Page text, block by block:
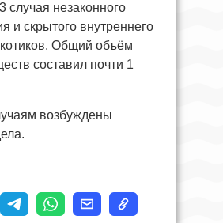
случая незаконного
и скрытого внутреннего
Общий объём
составил почти 1
возбуждены